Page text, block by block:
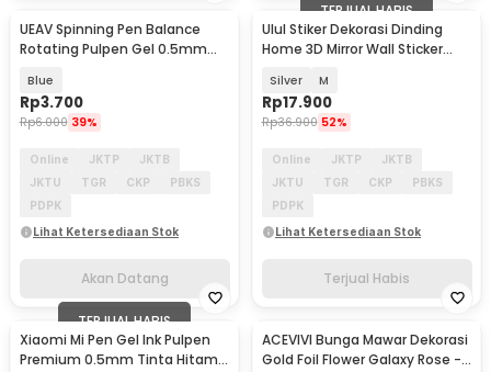
Akan Datang
UEAV Spinning Pen Balance
Rotating Pulpen Gel 0.5mm
Blue
Rp3.700
Rp6.000 39%
Online JKTP
JKTB
JKTU
TGR CKP
PBKS
PDPK
Lihat Ketersediaan Stok
Akan Datang
TERJUAL HABIS
Ulul Stiker Dekorasi Dinding
Home 3D Mirror Wall Sticker
Silver M
Rp17.900
Rp36.900 52%
Online JKTP
JKTB
JKTU
TGR CKP
PBKS
PDPK
Lihat Ketersediaan Stok
Terjual Habis
TERJUAL HABIS
Xiaomi Mi Pen Gel Ink Pulpen
Premium 0.5mm Tinta Hitam
ACEVIVI Bunga Mawar Dekorasi
Gold Foil Flower Galaxy Rose -